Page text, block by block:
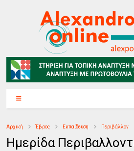
Αρχική Έβρος Εκπαίδευση Περιβάλλον
Ημερίδα